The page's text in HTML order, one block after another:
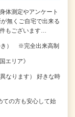
体測定やアンケート
無くご自宅で出来る
もございます…
き） ※完全出来高制
エリア》
なります） 好きな時
の方も安心して始